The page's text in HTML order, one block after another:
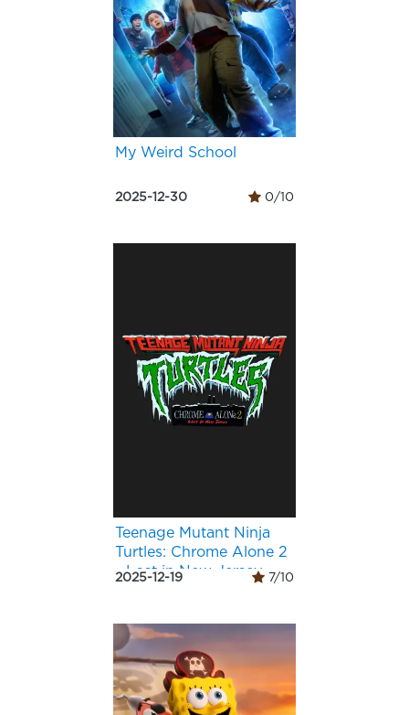
My Weird School
2025-12-30 0/10
Teenage Mutant Ninja
Turtles: Chrome Alone 2
- Lost in New Jersey
2025-12-19 7/10